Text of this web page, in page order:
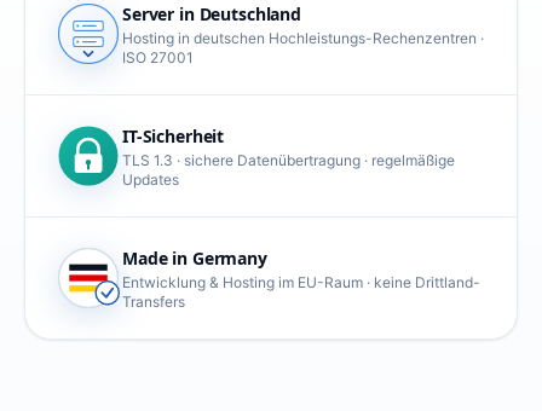
Server in Deutschland
Hosting in deutschen Hochleistungs-Rechenzentren ·
ISO 27001
IT-Sicherheit
TLS 1.3 · sichere Datenübertragung · regelmäßige
Updates
Made in Germany
Entwicklung & Hosting im EU-Raum · keine Drittland-
Transfers